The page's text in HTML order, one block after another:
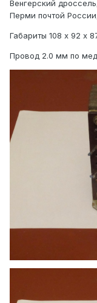
Венгерский
Перми почтой
Габариты 108 х 92 х
Провод 2.0 мм по